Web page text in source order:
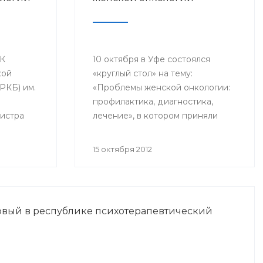
им.
10 октября в Уфе состоялся
«круглый стол» на тему:
«Проблемы женской онкологии:
профилактика, диагностика,
лечение», в котором приняли
Управления здравоохранения
клинического онкологического
15 октября 2012
в республике психотерапевтический